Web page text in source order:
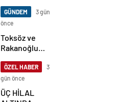
Sahnede!
Korkmaz Yol
Vermiyor
GÜNDEM
3 gün
önce
Toksöz ve
Rakanoğlu
Acı Günü
ÖZEL HABER
3
gün önce
ÜÇ HİLAL